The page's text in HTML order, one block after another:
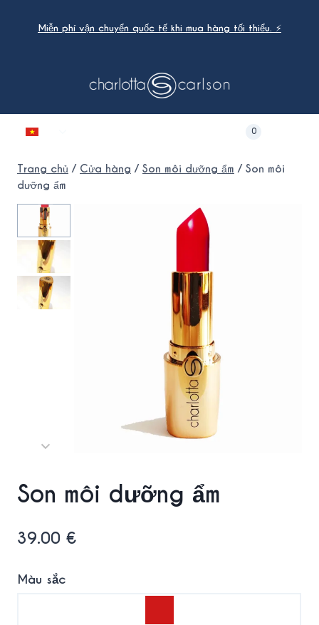
Miễn phí vận chuyển quốc tế khi mua hàng tối thiểu. ⚡
menu
con
0
Trang chủ / Cửa hàng / Son môi dưỡng ẩm / Son môi
dưỡng ẩm
Son môi dưỡng ẩm
39.00 €
Màu sắc